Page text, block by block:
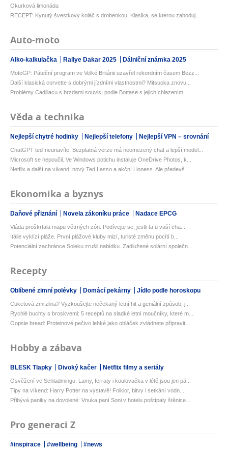
Okurková limonáda
RECEPT: Kynutý švestkový koláč s drobenkou. Klasika, se kterou zaboduj...
Auto-moto
Alko-kalkulačka Rallye Dakar 2025 Dálniční známka 2025
MotoGP: Páteční program ve Velké Británii uzavřel rekordním časem Bezz...
Další klasická corvette s dobrými jízdními vlastnostmi? Mitsuoka znovu...
Problémy Cadillacu s brzdami souvisí podle Bottase s jejich chlazením
Věda a technika
Nejlepší chytré hodinky Nejlepší telefony Nejlepší VPN – srovnání
ChatGPT teď neunavíte. Bezplatná verze má neomezený chat a lepší model...
Microsoft se nepoučil. Ve Windows potichu instaluje OneDrive Photos, k...
Netflix a další na víkend: nový Ted Lasso a akční Lioness. Ale předevš...
Ekonomika a byznys
Daňové přiznání Novela zákoníku práce Nadace EPCG
Vláda proškrtala mapu větrných zón. Podívejte se, jestli ta u vaší cha...
Itálie vyklízí pláže. První plážové kluby mizí, turisté změnu pocítí b...
Potenciální zachránce Soleku zrušil nabídku. Zadlužené solární společn...
Recepty
Oblíbené zimní polévky Domácí pekárny Jídlo podle horoskopu
Cuketová zmrzlina? Vyzkoušejte nečekaný letní hit a geniální způsob, j...
Rychlé buchty s broskvemi: 5 receptů na sladké letní moučníky, které m...
Oopsie bread: Proteinové pečivo lehké jako obláček zvládnete připravit...
Hobby a zábava
BLESK Tlapky Divoký kačer Netflix filmy a seriály
Osvěžení ve Schladmingu: Lamy, ferraty i koulovačka v létě jsou jen pá...
Tipy na víkend: Harry Potter na výstavě! Folklor, bitvy i setkání vodn...
Přibývá paniky na dovolené: Vnuka paní Soni v hotelu poštípaly štěnice...
Pro generaci Z
#inspirace #wellbeing #news